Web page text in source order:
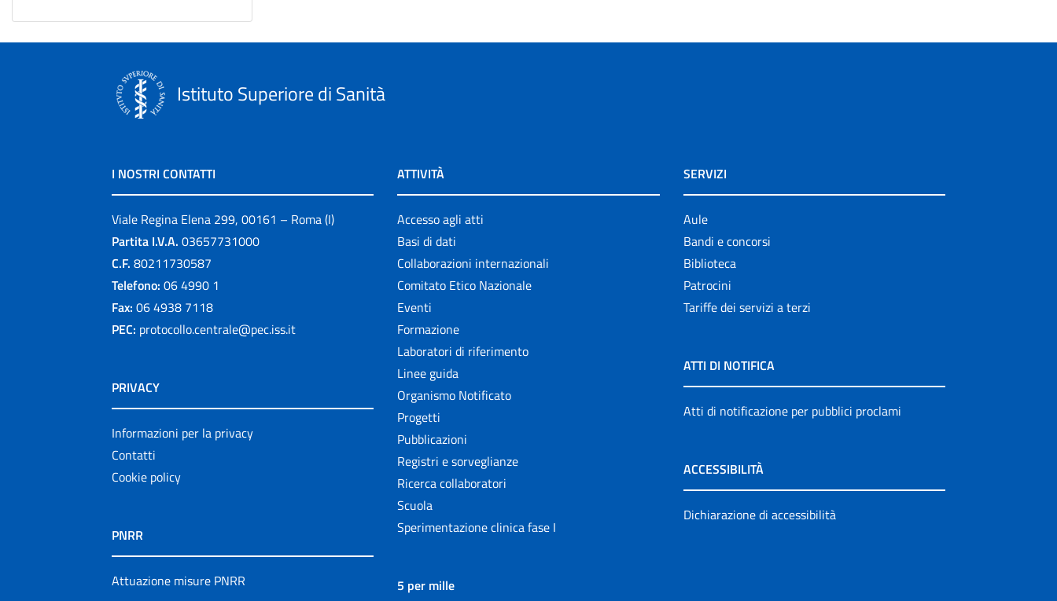
Istituto Superiore di Sanità
I NOSTRI CONTATTI
Viale Regina Elena 299, 00161 – Roma (I)
Partita I.V.A. 03657731000
C.F. 80211730587
Telefono: 06 4990 1
Fax: 06 4938 7118
PEC: protocollo.centrale@pec.iss.it
PRIVACY
Informazioni per la privacy
Contatti
Cookie policy
PNRR
Attuazione misure PNRR
ATTIVITÀ
Accesso agli atti
Basi di dati
Collaborazioni internazionali
Comitato Etico Nazionale
Eventi
Formazione
Laboratori di riferimento
Linee guida
Organismo Notificato
Progetti
Pubblicazioni
Registri e sorveglianze
Ricerca collaboratori
Scuola
Sperimentazione clinica fase I
5 per mille
SERVIZI
Aule
Bandi e concorsi
Biblioteca
Patrocini
Tariffe dei servizi a terzi
ATTI DI NOTIFICA
Atti di notificazione per pubblici proclami
ACCESSIBILITÀ
Dichiarazione di accessibilità